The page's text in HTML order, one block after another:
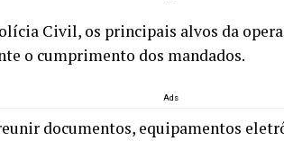
Civil, os principais alvos da
o cumprimento dos mandados.
Ads
documentos, equipamentos